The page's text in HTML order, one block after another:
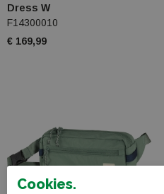
Dress W
F14300010
€ 169,99
Cookies.